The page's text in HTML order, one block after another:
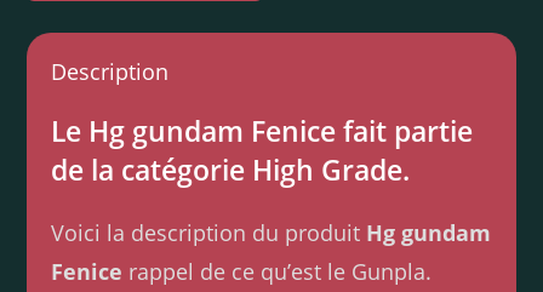
Description
Le Hg gundam Fenice fait partie
de la catégorie High Grade.
Voici la description du produit Hg gundam
Fenice rappel de ce qu’est le Gunpla.